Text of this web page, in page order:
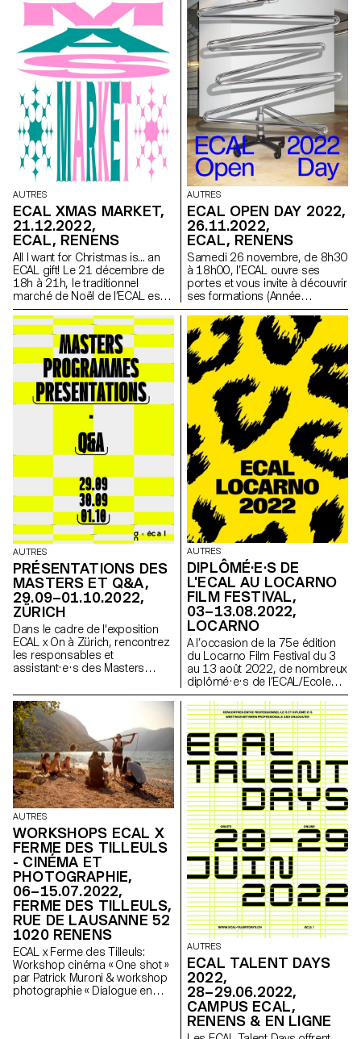
AUTRES
ECAL XMAS MARKET,
21.12.2022,
ECAL, RENENS
All I want for Christmas is... an
ECAL gift! Le 21 décembre de
18h à 21h, le traditionnel
marché de Noël de l’ECAL est
de retour.
AUTRES
ECAL OPEN DAY 2022,
26.11.2022,
ECAL, RENENS
Samedi 26 novembre, de 8h30
à 18h00, l’ECAL ouvre ses
portes et vous invite à découvrir
ses formations (Année
Propédeutique, Bachelor,
Master, Master of Advanced
Studies, Formation Continue)
par des présentations
orientées sur les programmes
et les perspectives
professionnelles.
AUTRES
PRÉSENTATIONS DES
MASTERS ET Q&A,
29.09–01.10.2022,
ZÜRICH
Dans le cadre de l'exposition
ECAL x On à Zürich, rencontrez
les responsables et
assistant·e·s des Masters
Photographie et Type Design.
AUTRES
DIPLÔMÉ·E·S DE
L'ECAL AU LOCARNO
FILM FESTIVAL,
03–13.08.2022,
LOCARNO
A l’occasion de la 75e édition
du Locarno Film Festival du 3
au 13 août 2022, de nombreux
diplômé·e·s de l’ECAL/Ecole
cantonale d’art de Lausanne
seront à l’honneur
AUTRES
WORKSHOPS ECAL X
FERME DES TILLEULS
- CINÉMA ET
PHOTOGRAPHIE,
06–15.07.2022,
FERME DES TILLEULS,
RUE DE LAUSANNE 52
1020 RENENS
ECAL x Ferme des Tilleuls:
Workshop cinéma « One shot »
par Patrick Muroni & workshop
photographie « Dialogue en
AUTRES
ECAL TALENT DAYS
2022,
28–29.06.2022,
CAMPUS ECAL,
RENENS & EN LIGNE